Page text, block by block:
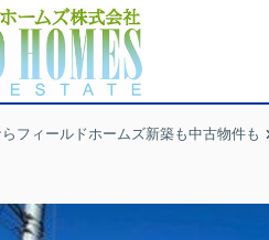
フィールドホームズ新築も中古物件も